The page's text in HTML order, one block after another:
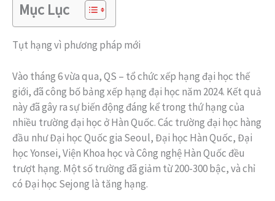
Mục Lục
Tụt hạng vì phương pháp mới
Vào tháng 6 vừa qua, QS – tổ chức xếp hạng đại học thế
giới, đã công bố bảng xếp hạng đại học năm 2024. Kết quả
này đã gây ra sự biến động đáng kể trong thứ hạng của
nhiều trường đại học ở Hàn Quốc. Các trường đại học hàng
đầu như Đại học Quốc gia Seoul, Đại học Hàn Quốc, Đại
học Yonsei, Viện Khoa học và Công nghệ Hàn Quốc đều
trượt hạng. Một số trường đã giảm từ 200-300 bậc, và chỉ
có Đại học Sejong là tăng hạng.